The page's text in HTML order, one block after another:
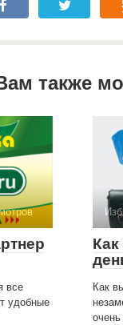
также
все
удобные
Как
очень